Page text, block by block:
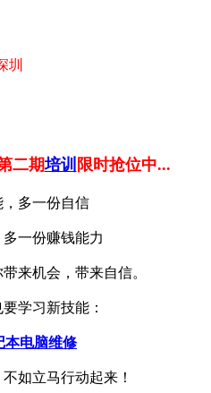
圳
二期培训 限时抢位中...
，多一份自信
一份赚钱能力
来机会，带来自信。
学习新技能：
本电脑维修
如立马行动起来！